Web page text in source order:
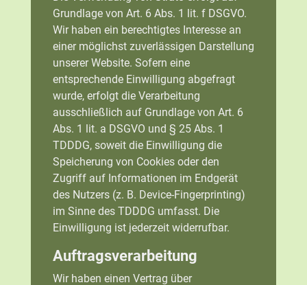
Grundlage von Art. 6 Abs. 1 lit. f DSGVO.
Wir haben ein berechtigtes Interesse an
einer möglichst zuverlässigen Darstellung
unserer Website. Sofern eine
entsprechende Einwilligung abgefragt
wurde, erfolgt die Verarbeitung
ausschließlich auf Grundlage von Art. 6
Abs. 1 lit. a DSGVO und § 25 Abs. 1
TDDDG, soweit die Einwilligung die
Speicherung von Cookies oder den
Zugriff auf Informationen im Endgerät
des Nutzers (z. B. Device-Fingerprinting)
im Sinne des TDDDG umfasst. Die
Einwilligung ist jederzeit widerrufbar.
Auftragsverarbeitung
Wir haben einen Vertrag über